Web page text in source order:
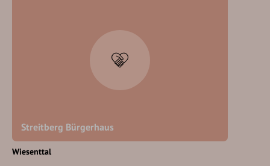
Streitberg Bürgerhaus
Wiesenttal